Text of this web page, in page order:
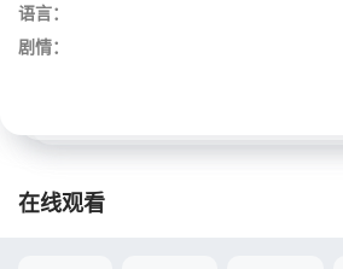
语言：
剧情：
在线观看